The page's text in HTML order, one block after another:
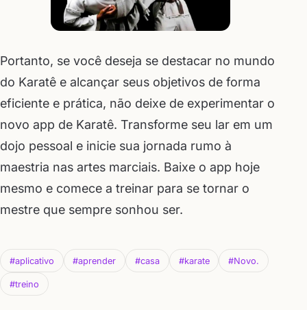
Portanto, se você deseja se destacar no mundo
do Karatê e alcançar seus objetivos de forma
eficiente e prática, não deixe de experimentar o
novo app de Karatê. Transforme seu lar em um
dojo pessoal e inicie sua jornada rumo à
maestria nas artes marciais. Baixe o app hoje
mesmo e comece a treinar para se tornar o
mestre que sempre sonhou ser.
#aplicativo #aprender #casa #karate #Novo.
#treino